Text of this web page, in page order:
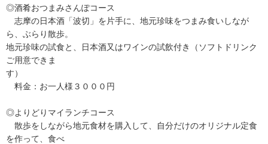
◎酒肴おつまみさんぽコース
志摩の日本酒「波切」を片手に、地元珍味をつまみ食いしなが
ら、ぶらり散歩。
地元珍味の試食と、日本酒又はワインの試飲付き（ソフトドリンク
ご用意できま
す）
料金：お一人様３０００円
◎よりどりマイランチコース
散歩をしながら地元食材を購入して、自分だけのオリジナル定食
を作って、食べ